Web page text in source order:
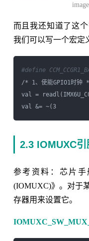
而且我还知道了这
我们可以写一个宏定
#define
/* 1、使能GPIO1时钟
val =
val &= ~(3
2.3 IOMUXC
参考资料：芯片手
(IOMUXC)》。对于
存器用来设置它。